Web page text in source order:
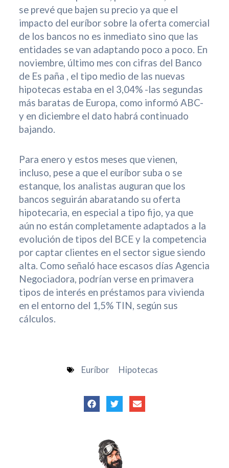
se prevé que bajen su precio ya que el
impacto del euríbor sobre la oferta comercial
de los bancos no es inmediato sino que las
entidades se van adaptando poco a poco. En
noviembre, último mes con cifras del Banco
de Es paña , el tipo medio de las nuevas
hipotecas estaba en el 3,04% -las segundas
más baratas de Europa, como informó ABC-
y en diciembre el dato habrá continuado
bajando.
Para enero y estos meses que vienen,
incluso, pese a que el euríbor suba o se
estanque, los analistas auguran que los
bancos seguirán abaratando su oferta
hipotecaria, en especial a tipo fijo, ya que
aún no están completamente adaptados a la
evolución de tipos del BCE y la competencia
por captar clientes en el sector sigue siendo
alta. Como señaló hace escasos días Agencia
Negociadora, podrían verse en primavera
tipos de interés en préstamos para vivienda
en el entorno del 1,5% TIN, según sus
cálculos.
Euríbor Hipotecas